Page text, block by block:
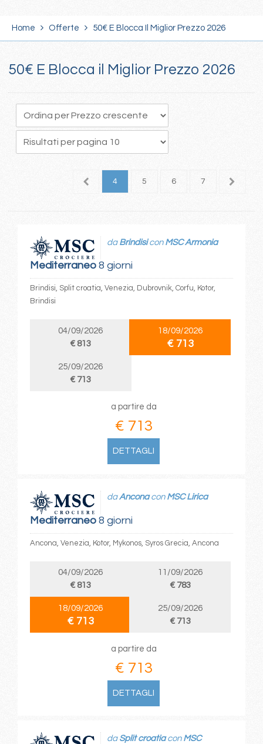
Home Offerte 50€ E Blocca Il Miglior Prezzo 2026
50€ E Blocca il Miglior Prezzo 2026
3 4 5 6 7 8
Mediterraneo8 giorni
da Brindisicon MSC Armonia
Brindisi, Split croatia, Venezia, Dubrovnik, Corfu, Kotor,
Brindisi
04/09/2026
€ 813
18/09/2026
€ 713
25/09/2026
€ 713
a partire da
€ 713
DETTAGLI
Mediterraneo8 giorni
daAnconacon MSC Lirica
Ancona, Venezia, Kotor, Mykonos, Syros Grecia, Ancona
04/09/2026
€ 813
11/09/2026
€ 783
18/09/2026
€ 713
25/09/2026
€ 713
a partire da
€ 713
DETTAGLI
da Split croatiacon MSC